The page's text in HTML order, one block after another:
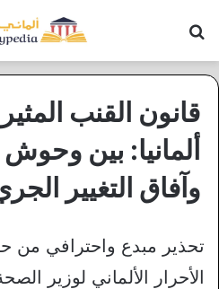
قانون القنب
ألمانيا: بين وحوش
وآفاق التغيير
تحذير مبدع واحترافي من
الأحرار الألماني لوزير